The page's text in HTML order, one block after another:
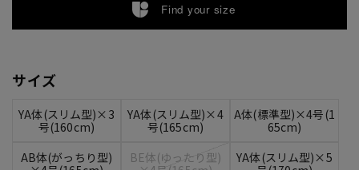
Find your size
サイズ
YA体(スリム型)×3
号(160cm)
YA体(スリム型)×4
号(165cm)
A体(標準型)×4号(1
65cm)
AB体(がっちり型)
BE体(ゆったり型)
YA体(スリム型)×5